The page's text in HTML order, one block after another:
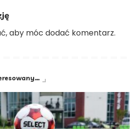
, aby móc dodać komentarz.